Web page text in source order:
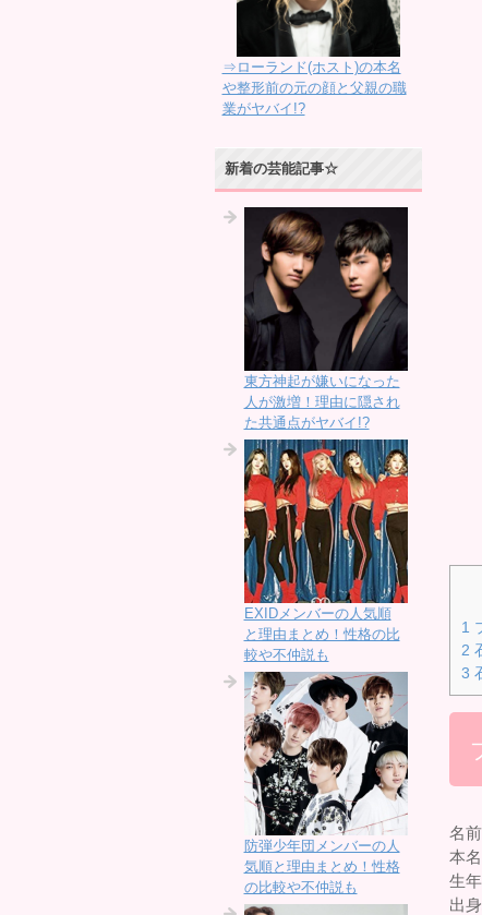
1
2
3
名
本
生
出
⇒ローランド(ホスト)の本名
や整形前の元の顔と父親の職
業がヤバイ!?
新着の芸能記事☆
東方神起が嫌いになった
人が激増！理由に隠され
た共通点がヤバイ!?
EXIDメンバーの人気順
と理由まとめ！性格の比
較や不仲説も
防弾少年団メンバーの人
気順と理由まとめ！性格
の比較や不仲説も